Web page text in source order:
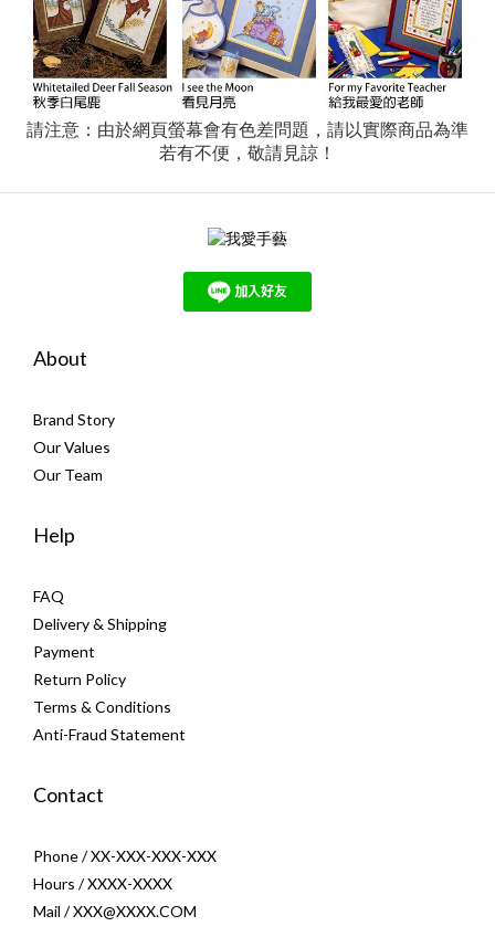
請注意：由於網頁螢幕會有色差問題，請以實際商品為準
若有不便，敬請見諒！
About
Brand Story
Our Values
Our Team
Help
FAQ
Delivery & Shipping
Payment
Return Policy
Terms & Conditions
Anti-Fraud Statement
Contact
Phone / XX-XXX-XXX-XXX
Hours / XXXX-XXXX
Mail / XXX@XXXX.COM